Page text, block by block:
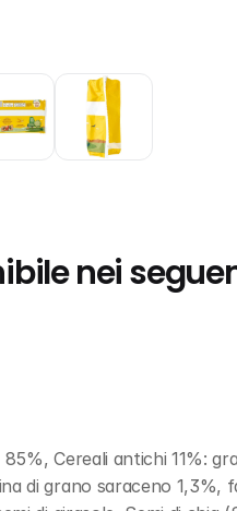
nei
Cereali antichi 11%:
di grano saraceno